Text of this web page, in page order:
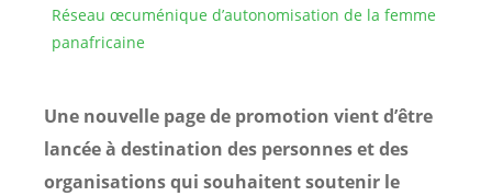
Réseau œcuménique d’autonomisation de la femme
panafricaine
Une nouvelle page de promotion vient d’être
lancée à destination des personnes et des
organisations qui souhaitent soutenir le